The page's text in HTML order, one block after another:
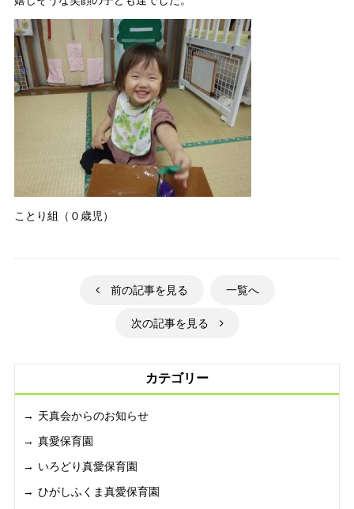
ことり組（０歳児）
前の記事を見る 一覧へ
次の記事を見る
カテゴリー
天真会からのお知らせ
真愛保育園
いろどり真愛保育園
ひがしふくま真愛保育園